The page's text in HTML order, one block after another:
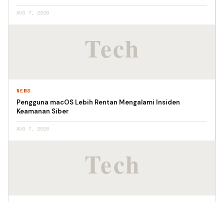
AUG 7, 2026
NEWS
Pengguna macOS Lebih Rentan Mengalami Insiden
Keamanan Siber
AUG 7, 2026